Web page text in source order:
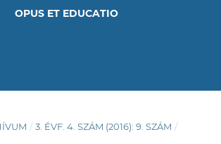
OPUS ET EDUCATIO
/ 3. ÉVF. 4. SZÁM (2016): 9. SZÁM /